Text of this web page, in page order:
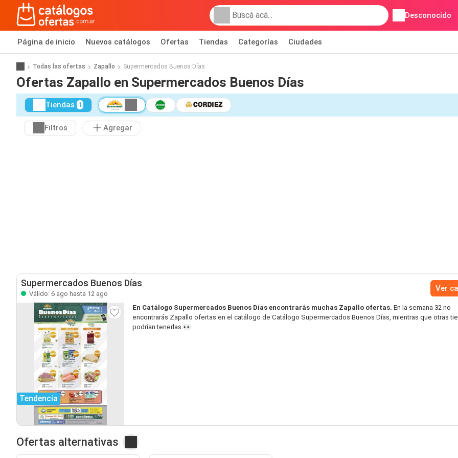
Desconocido
Página de inicio Nuevos catálogos Ofertas Tiendas Categorías Ciudades
Todas las ofertas Zapallo Supermercados Buenos Días
Ofertas Zapallo en Supermercados Buenos Días
Tiendas 1
Filtros Agregar
Supermercados Buenos Días
Válido: 6 ago hasta 12 ago
Ver
Tendencia
En Catálogo Supermercados Buenos Días encontrarás muchas Zapallo ofertas. En la semana 32 no
encontrarás Zapallo ofertas en el catálogo de Catálogo Supermercados Buenos Días, mientras que otras
podrían tenerlas.👀
Ofertas alternativas